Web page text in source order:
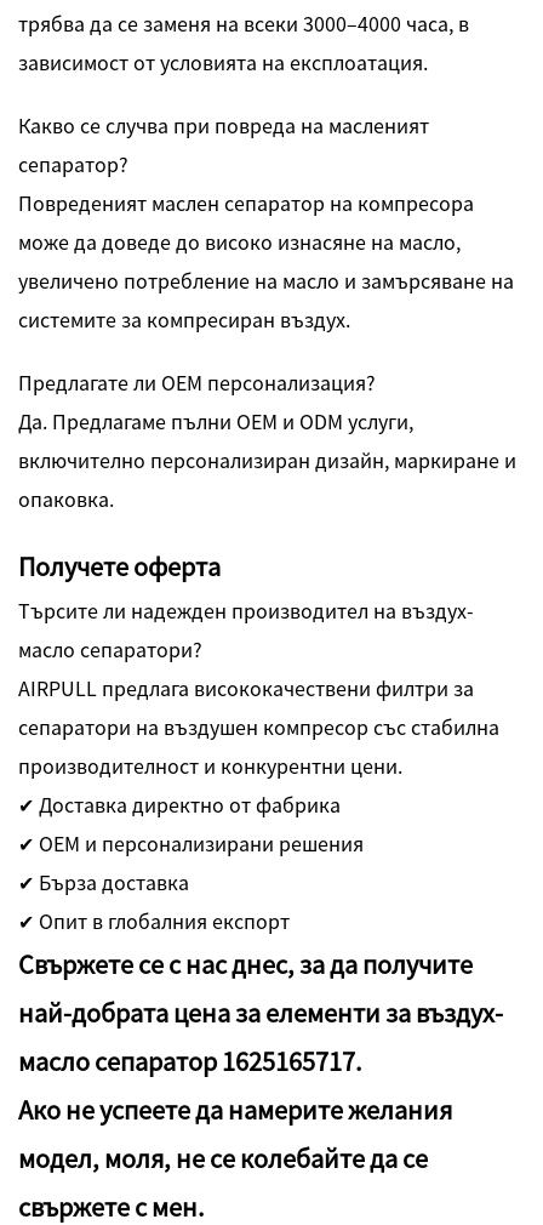
трябва да се заменя на всеки 3000–4000 часа, в
зависимост от условията на експлоатация.
Какво се случва при повреда на масленият
сепаратор?
Повреденият маслен сепаратор на компресора
може да доведе до високо изнасяне на масло,
увеличено потребление на масло и замърсяване на
системите за компресиран въздух.
Предлагате ли OEM персонализация?
Да. Предлагаме пълни OEM и ODM услуги,
включително персонализиран дизайн, маркиране и
опаковка.
Получете оферта
Търсите ли надежден производител на въздух-
масло сепаратори?
AIRPULL предлага висококачествени филтри за
сепаратори на въздушен компресор със стабилна
производителност и конкурентни цени.
✔ Доставка директно от фабрика
✔ OEM и персонализирани решения
✔ Бърза доставка
✔ Опит в глобалния експорт
Свържете се с нас днес, за да получите
най-добрата цена за елементи за въздух-
масло сепаратор 1625165717.
Ако не успеете да намерите желания
модел, моля, не се колебайте да се
свържете с мен.